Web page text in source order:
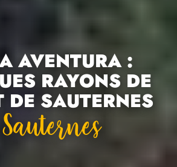
AVENTURA :
RAYONS DE
DE SAUTERNES
Sauternes